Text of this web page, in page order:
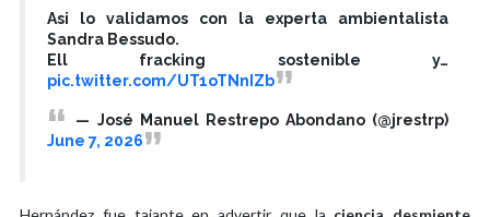
Asi lo validamos con la experta ambientalista
Sandra Bessudo.
Ell fracking sostenible y…
pic.twitter.com/UT1oTNnIZb
— José Manuel Restrepo Abondano (@jrestrp)
June 7, 2026